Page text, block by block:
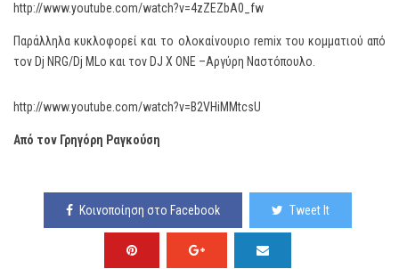
http://www.youtube.com/watch?v=4zZEZbA0_fw
Παράλληλα κυκλοφορεί και το ολοκαίνουριο remix του κομματιού από
τον Dj NRG/Dj MLo και τον DJ X ONE –Αργύρη Ναστόπουλο.
http://www.youtube.com/watch?v=B2VHiMMtcsU
Από τον Γρηγόρη Ραγκούση
Κοινοποίηση στο Facebook Tweet It